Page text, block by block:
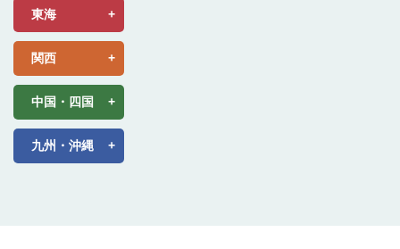
東海
関西
中国・四国
九州・沖縄